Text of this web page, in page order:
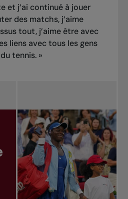
et j’ai continué à jouer
des matchs, j’aime
tout, j’aime être avec
liens avec tous les gens
tennis. »